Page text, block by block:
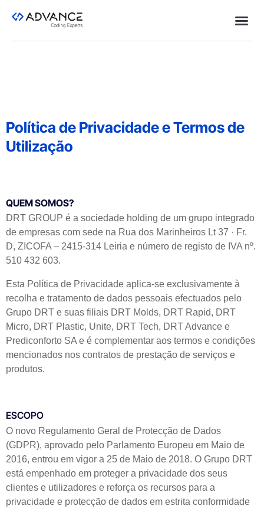
Política de Privacidade e Termos de
Utilização
QUEM SOMOS?
DRT GROUP é a sociedade holding de um grupo integrado
de empresas com sede na Rua dos Marinheiros Lt 37 · Fr.
D, ZICOFA – 2415-314 Leiria e número de registo de IVA nº.
510 432 603.
Esta Política de Privacidade aplica-se exclusivamente à
recolha e tratamento de dados pessoais efectuados pelo
Grupo DRT e suas filiais DRT Molds, DRT Rapid, DRT
Micro, DRT Plastic, Unite, DRT Tech, DRT Advance e
Prediconforto SA e é complementar aos termos e condições
mencionados nos contratos de prestação de serviços e
produtos.
ESCOPO
O novo Regulamento Geral de Protecção de Dados
(GDPR), aprovado pelo Parlamento Europeu em Maio de
2016, entrou em vigor a 25 de Maio de 2018. O Grupo DRT
está empenhado em proteger a privacidade dos seus
clientes e utilizadores e reforça os recursos para a
privacidade e protecção de dados em estrita conformidade